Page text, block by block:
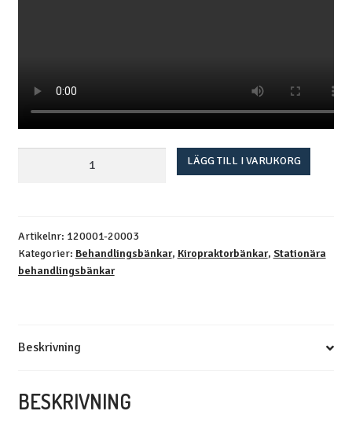
mängd
LÄGG TILL I VARUKORG
Artikelnr: 120001-20003
Kategorier: Behandlingsbänkar, Kiropraktorbänkar, Stationära
behandlingsbänkar
Beskrivning
BESKRIVNING